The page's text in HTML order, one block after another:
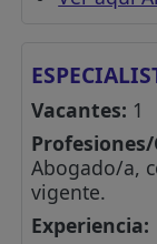
Vacantes: 1
Abogado/a,
vigente.
Experiencia: